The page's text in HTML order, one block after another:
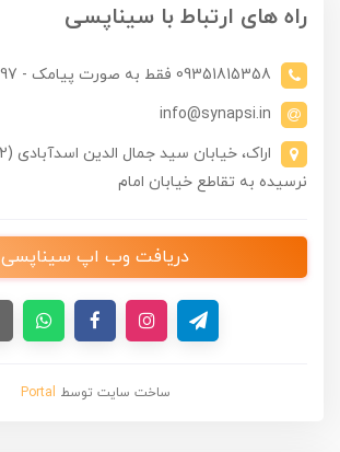
راه های ارتباط با سیناپسی
09351815358 فقط به صورت پیامک - 08632241297
info@synapsi.in
نرسیده به تقاطع خیابان امام
دریافت وب اپ سیناپسی
ساخت سایت توسط Portal